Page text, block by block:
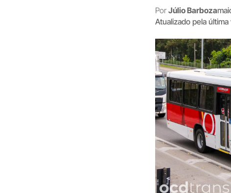
Por Júlio Barboza
Atualizado pela